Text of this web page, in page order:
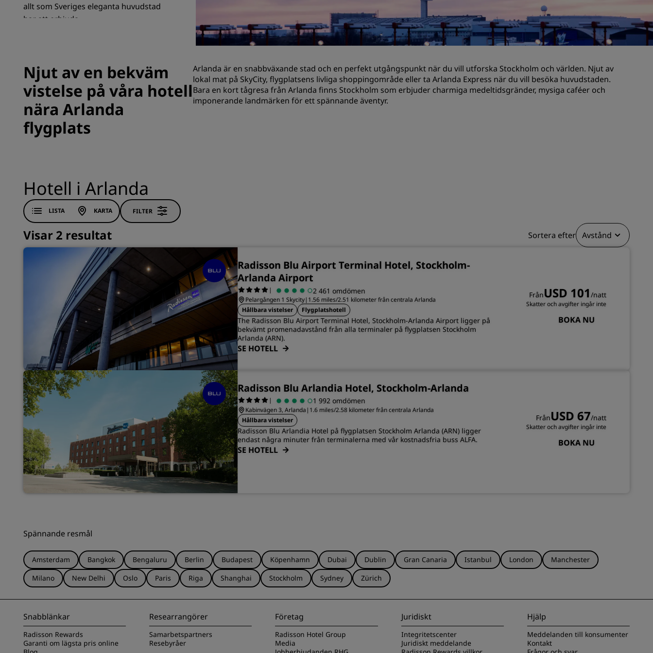
Begär en offert
Evenemangsdestinationer
Branschlösningar
Sök flyg
Sök flyg
Bröllopslokaler
Hållbara vistelser
Vistelse för idrottslag
Hotell i centrum
Besök vår blogg
allt som Sveriges eleganta huvudstad
har att erbjuda.
Njut av en bekväm
vistelse på våra hotell
nära Arlanda
flygplats
Arlanda är en snabbväxande stad och en perfekt utgångspunkt när du vill utforska Stockholm och världen. Njut av
lokal mat på SkyCity, flygplatsens livliga shoppingområde eller ta Arlanda Express när du vill besöka huvudstaden.
Bara en kort tågresa från Arlanda finns Stockholm som erbjuder charmiga medeltidsgränder, mysiga caféer och
imponerande landmärken för ett spännande äventyr.
Hotell i Arlanda
LISTA KARTA FILTER
Visar 2 resultat Sortera efter Avstånd
Radisson Blu Airport Terminal Hotel, Stockholm-
Arlanda Airport
| 2 461 omdömen
Pelargången 1 Skycity| 1.56 miles/2.51 kilometer från centrala Arlanda
Hållbara vistelser
Flygplatshotell
The Radisson Blu Airport Terminal Hotel, Stockholm-Arlanda Airport ligger på
bekvämt promenadavstånd från alla terminaler på flygplatsen Stockholm
Arlanda (ARN).
SE HOTELL
FrånUSD 101 /natt
Skatter och avgifter ingår inte
BOKA NU
Radisson Blu Arlandia Hotel, Stockholm-Arlanda
| 1 992 omdömen
Kabinvägen 3, Arlanda | 1.6 miles/2.58 kilometer från centrala Arlanda
Hållbara vistelser
Radisson Blu Arlandia Hotel på flygplatsen Stockholm Arlanda (ARN) ligger
endast några minuter från terminalerna med vår kostnadsfria buss ALFA.
SE HOTELL
FrånUSD 67/natt
Skatter och avgifter ingår inte
BOKA NU
Spännande resmål
Amsterdam Bangkok Bengaluru Berlin Budapest Köpenhamn Dubai Dublin Gran Canaria Istanbul London
Manchester
Milano
New Delhi Oslo Paris Riga Shanghai Stockholm Sydney Zürich
Snabblänkar
Radisson Rewards
Garanti om lägsta pris online
Researrangörer
Samarbetspartners
Resebyråer
Företag
Radisson Hotel Group
Media
Juridiskt
Integritetscenter
Juridiskt meddelande
Hjälp
Meddelanden till konsumenter
Kontakt